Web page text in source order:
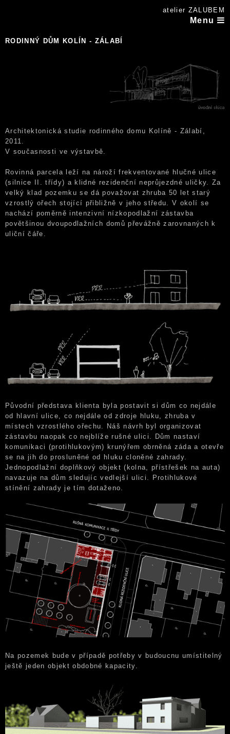
atelier ZALUBEM
Menu
RODINNÝ DŮM KOLÍN - ZÁLABÍ
Architektonická studie rodinného domu Kolíně - Zálabí,
2011.
V současnosti ve výstavbě.
Rovinná parcela leží na nároží frekventované hlučné ulice
(silnice II. třídy) a klidné rezidenční neprůjezdné uličky. Za
velký klad pozemku se dá považovat zhruba 50 let starý
vzrostlý ořech stojící přibližně v jeho středu. V okolí se
nachází poměrně intenzivní nízkopodlažní zástavba
povětšinou dvoupodlažních domů převážně zarovnaných k
uliční čáře.
Původní představa klienta byla postavit si dům co nejdále
od hlavní ulice, co nejdále od zdroje hluku, zhruba v
místech vzrostlého ořechu. Náš návrh byl organizovat
zástavbu naopak co nejblíže rušné ulici. Dům nastaví
komunikaci (protihlukovým) krunýřem obrněná záda a otevře
se na jih do prosluněné od hluku cloněné zahrady.
Jednopodlažní doplňkový objekt (kolna, přístřešek na auta)
navazuje na dům sledujíc vedlejší ulici. Protihlukové
stínění zahrady je tím dotaženo.
Na pozemek bude v případě potřeby v budoucnu umístitelný
ještě jeden objekt obdobné kapacity.